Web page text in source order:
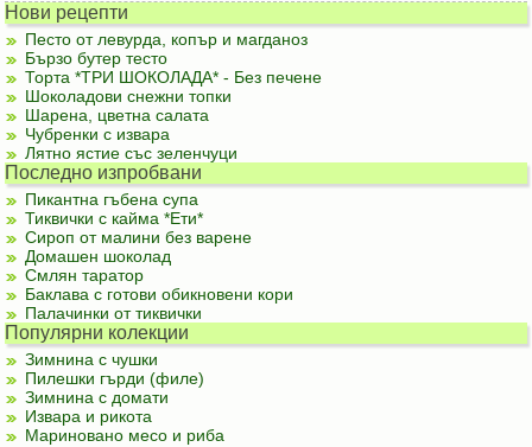
Нови рецепти
Песто от левурда, копър и магданоз
Бързо бутер тесто
Торта *ТРИ ШОКОЛАДА* - Без печене
Шоколадови снежни топки
Шарена, цветна салата
Чубренки с извара
Лятно ястие със зеленчуци
Последно изпробвани
Пикантна гъбена супа
Тиквички с кайма *Ети*
Сироп от малини без варене
Домашен шоколад
Смлян таратор
Баклава с готови обикновени кори
Палачинки от тиквички
Популярни колекции
Зимнина с чушки
Пилешки гърди (филе)
Зимнина с домати
Извара и рикота
Мариновано месо и риба